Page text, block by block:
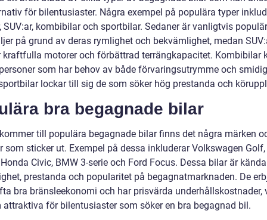
för bilentusiaster. Några exempel på populära typer
SUV:ar, kombibilar och sportbilar. Sedaner är vanligtvis
på grund av deras rymlighet och bekvämlighet, medan
kraftfulla motorer och förbättrad terrängkapacitet. Kombibilar
som har behov av både förvaringsutrymme och
lockar till sig de som söker hög prestanda och
bra begagnade bilar
till populära begagnade bilar finns det några märken
som sticker ut. Exempel på dessa inkluderar Volkswagen
Civic, BMW 3-serie och Ford Focus. Dessa bilar är
prestanda och popularitet på begagnatmarknaden. De
bra bränsleekonomi och har prisvärda underhållskostnader,
attraktiva för bilentusiaster som söker en bra begagnad bil.